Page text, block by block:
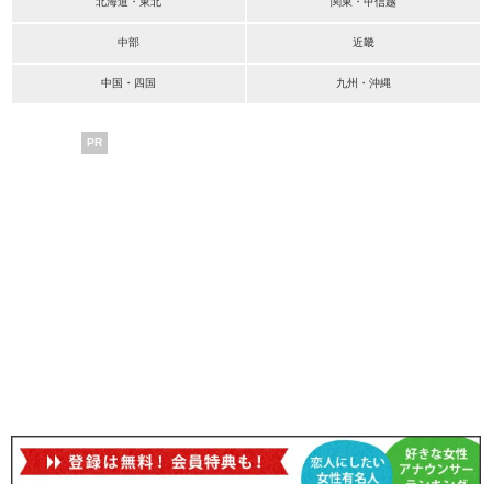
中部 近畿
中国・四国 九州・沖縄
PR